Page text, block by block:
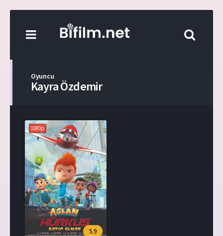
Oyuncu
Kayra Özdemir
1080p
5.9